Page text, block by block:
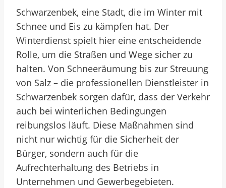
Schwarzenbek, eine Stadt, die im Winter mit
Schnee und Eis zu kämpfen hat. Der
Winterdienst spielt hier eine entscheidende
Rolle, um die Straßen und Wege sicher zu
halten. Von Schneeräumung bis zur Streuung
von Salz – die professionellen Dienstleister in
Schwarzenbek sorgen dafür, dass der Verkehr
auch bei winterlichen Bedingungen
reibungslos läuft. Diese Maßnahmen sind
nicht nur wichtig für die Sicherheit der
Bürger, sondern auch für die
Aufrechterhaltung des Betriebs in
Unternehmen und Gewerbegebieten.